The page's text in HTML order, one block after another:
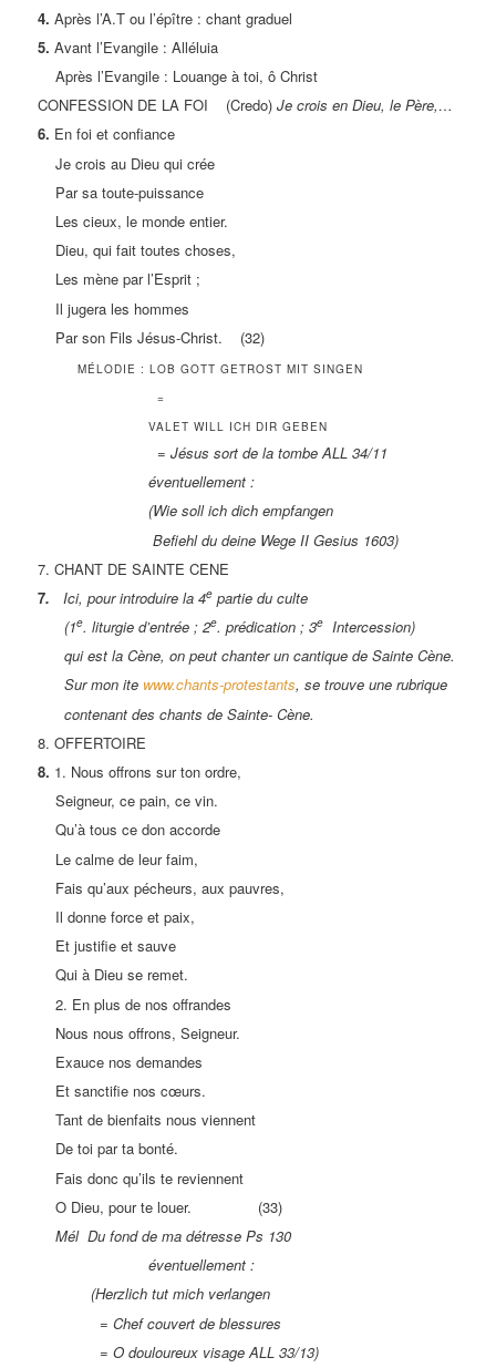
4.Après l’A.T ou l’épître : chant graduel
5.Avant l’Evangile : Alléluia
Après l’Evangile : Louange à toi, ô Christ
CONFESSION DE LA FOI (Credo)Je crois en Dieu, le Père,…
6. En foi et confiance
Je crois au Dieu qui crée
Par sa toute-puissance
Les cieux, le monde entier.
Dieu, qui fait toutes choses,
Les mène par l’Esprit ;
Il jugera les hommes
Par son Fils Jésus-Christ. (32)
MÉLODIE : LOB GOTT GETROST MIT SINGEN
=
VALET WILL ICH DIR GEBEN
= Jésus sort de la tombe ALL 34/11
éventuellement :
(Wie soll ich dich empfangen
Befiehl du deine Wege II Gesius 1603)
7. CHANT DE SAINTE CENE
7.Ici, pour introduire la 4e partie du culte
(1e. liturgie d’entrée ; 2e. prédication ; 3e Intercession)
qui est la Cène, on peut chanter un cantique de Sainte Cène.
Sur mon ite www.chants-protestants, se trouve une rubrique
contenant des chants de Sainte- Cène.
8. OFFERTOIRE
8. 1. Nous offrons sur ton ordre,
Seigneur, ce pain, ce vin.
Qu’à tous ce don accorde
Le calme de leur faim,
Fais qu’aux pécheurs, aux pauvres,
Il donne force et paix,
Et justifie et sauve
Qui à Dieu se remet.
2. En plus de nos offrandes
Nous nous offrons, Seigneur.
Exauce nos demandes
Et sanctifie nos cœurs.
Tant de bienfaits nous viennent
De toi par ta bonté.
Fais donc qu’ils te reviennent
O Dieu, pour te louer. (33)
Mél Du fond de ma détresse Ps 130
éventuellement :
(Herzlich tut mich verlangen
= Chef couvert de blessures
= O douloureux visage ALL 33/13)